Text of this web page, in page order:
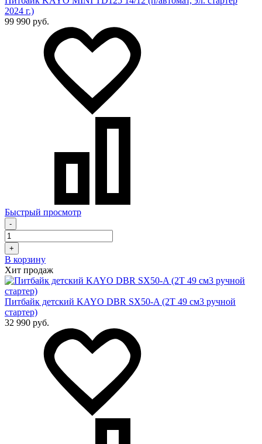
2024 г.)
99 990 руб.
Быстрый просмотр
-
+
В корзину
Хит продаж
Питбайк детский KAYO DBR SX50-A (2T 49 см3 ручной
стартер)
32 990 руб.